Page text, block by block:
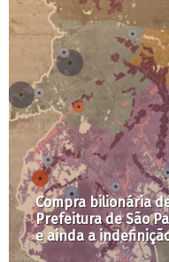
Compra bilionária
Prefeitura de São
e ainda a